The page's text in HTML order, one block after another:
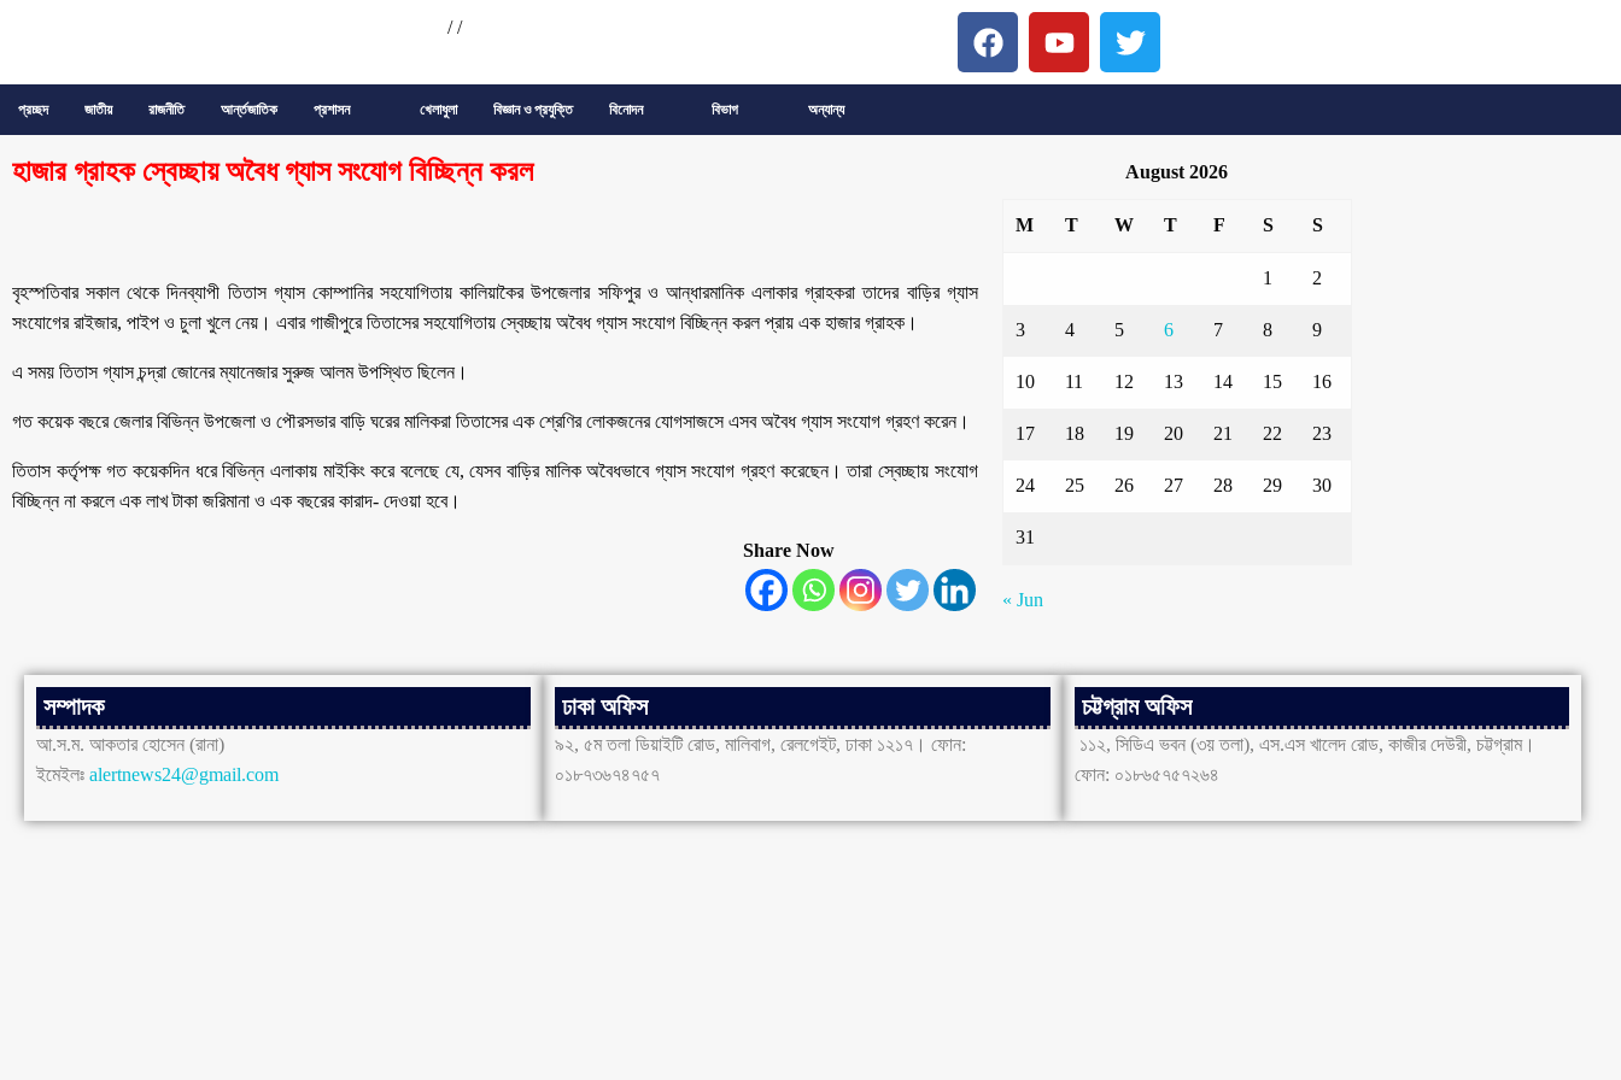
//
প্রচ্ছদ জাতীয় রাজনীতি আর্ন্তজাতিক প্রশাসন খেলাধুলা বিজ্ঞান ও প্রযুক্তি বিনোদন বিভাগ অন্যান্য
হাজার গ্রাহক স্বেচ্ছায় অবৈধ গ্যাস সংযোগ বিচ্ছিন্ন করল
বৃহস্পতিবার সকাল থেকে দিনব্যাপী তিতাস গ্যাস কোম্পানির সহযোগিতায় কালিয়াকৈর উপজেলার সফিপুর ও আন্ধারমানিক এলাকার গ্রাহকরা তাদের বাড়ির গ্যাস
সংযোগের রাইজার, পাইপ ও চুলা খুলে নেয়। এবার গাজীপুরে তিতাসের সহযোগিতায় স্বেচ্ছায় অবৈধ গ্যাস সংযোগ বিচ্ছিন্ন করল প্রায় এক হাজার গ্রাহক।
এ সময় তিতাস গ্যাস চন্দ্রা জোনের ম্যানেজার সুরুজ আলম উপস্থিত ছিলেন।
গত কয়েক বছরে জেলার বিভিন্ন উপজেলা ও পৌরসভার বাড়ি ঘরের মালিকরা তিতাসের এক শ্রেণির লোকজনের যোগসাজসে এসব অবৈধ গ্যাস সংযোগ গ্রহণ করেন।
তিতাস কর্তৃপক্ষ গত কয়েকদিন ধরে বিভিন্ন এলাকায় মাইকিং করে বলেছে যে, যেসব বাড়ির মালিক অবৈধভাবে গ্যাস সংযোগ গ্রহণ করেছেন। তারা স্বেচ্ছায় সংযোগ
বিচ্ছিন্ন না করলে এক লাখ টাকা জরিমানা ও এক বছরের কারাদ- দেওয়া হবে।
Share Now
August 2026
M T W T F S S
1 2
3 4 5 6 7 8 9
10 11 12 13 14 15 16
17 18 19 20 21 22 23
24 25 26 27 28 29 30
31
« Jun
সম্পাদক
আ.স.ম. আকতার হোসেন (রানা)
ইমেইলঃ alertnews24@gmail.com
ঢাকা অফিস
৯২, ৫ম তলা ডিয়াইটি রোড, মালিবাগ, রেলগেইট, ঢাকা ১২১৭। ফোন:
০১৮৭৩৬৭৪৭৫৭
চট্টগ্রাম অফিস
১১২, সিডিএ ভবন (৩য় তলা), এস.এস খালেদ রোড, কাজীর দেউরী, চট্টগ্রাম।
ফোন: ০১৮৬৫৭৫৭২৬৪